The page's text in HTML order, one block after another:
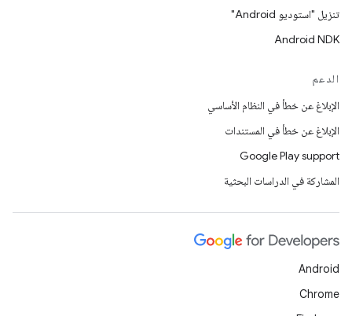
تنزيل "استوديو Android"
Android NDK
الدعم
الإبلاغ عن خطأ في النظام الأساسي
الإبلاغ عن خطأ في المستندات
Google Play support
المشاركة في الدراسات البحثية
Android
Chrome